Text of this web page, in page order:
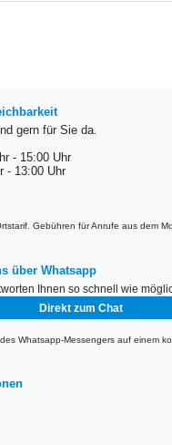
gern für Sie da.
- 15:00 Uhr
- 13:00 Uhr
Gebühren für Anrufe aus dem
über Whatsapp
Ihnen so schnell wie
Direkt zum Chat
Whatsapp-Messengers auf einem